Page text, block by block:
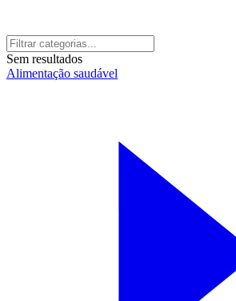
Sem resultados
Alimentação saudável